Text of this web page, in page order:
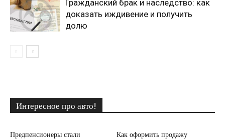
Гражданский брак и наследство: как
доказать иждивение и получить
долю
Интересное про авто!
Предпенсионеры стали
Как оформить продажу